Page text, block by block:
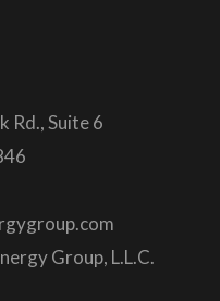
Rd., Suite 6
Group, L.L.C.